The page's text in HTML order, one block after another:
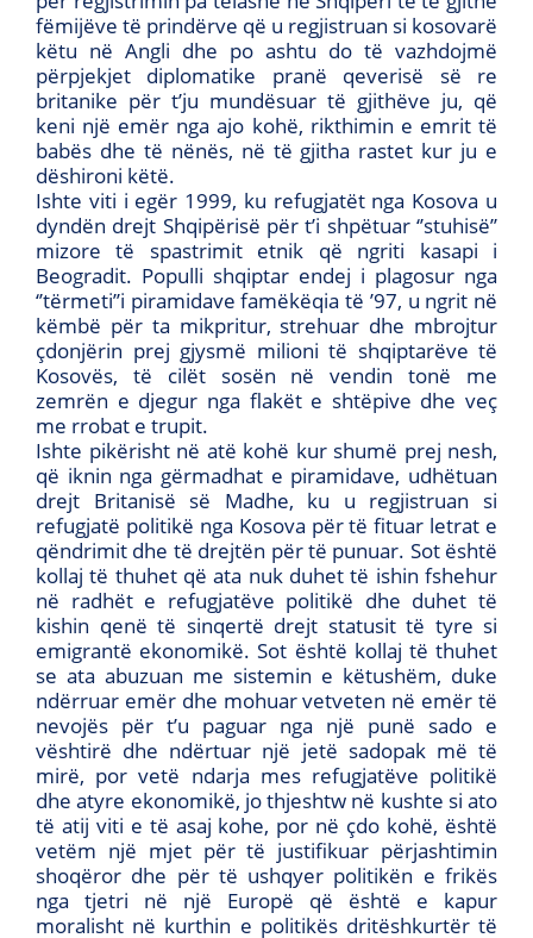
fëmijëve të prindërve që u regjistruan si kosovarë
këtu në Angli dhe po ashtu do të vazhdojmë
përpjekjet diplomatike pranë qeverisë së re
britanike për t’ju mundësuar të gjithëve ju, që
keni një emër nga ajo kohë, rikthimin e emrit të
babës dhe të nënës, në të gjitha rastet kur ju e
dëshironi këtë.
Ishte viti i egër 1999, ku refugjatët nga Kosova u
dyndën drejt Shqipërisë për t’i shpëtuar ‘’stuhisë’’
mizore të spastrimit etnik që ngriti kasapi i
Beogradit. Populli shqiptar endej i plagosur nga
‘’tërmeti’’i piramidave famëkëqia të ’97, u ngrit në
këmbë për ta mikpritur, strehuar dhe mbrojtur
çdonjërin prej gjysmë milioni të shqiptarëve të
Kosovës, të cilët sosën në vendin tonë me
zemrën e djegur nga flakët e shtëpive dhe veç
me rrobat e trupit.
Ishte pikërisht në atë kohë kur shumë prej nesh,
që iknin nga gërmadhat e piramidave, udhëtuan
drejt Britanisë së Madhe, ku u regjistruan si
refugjatë politikë nga Kosova për të fituar letrat e
qëndrimit dhe të drejtën për të punuar. Sot është
kollaj të thuhet që ata nuk duhet të ishin fshehur
në radhët e refugjatëve politikë dhe duhet të
kishin qenë të sinqertë drejt statusit të tyre si
emigrantë ekonomikë. Sot është kollaj të thuhet
se ata abuzuan me sistemin e këtushëm, duke
ndërruar emër dhe mohuar vetveten në emër të
nevojës për t’u paguar nga një punë sado e
vështirë dhe ndërtuar një jetë sadopak më të
mirë, por vetë ndarja mes refugjatëve politikë
dhe atyre ekonomikë, jo thjeshtw në kushte si ato
të atij viti e të asaj kohe, por në çdo kohë, është
vetëm një mjet për të justifikuar përjashtimin
shoqëror dhe për të ushqyer politikën e frikës
nga tjetri në një Europë që është e kapur
moralisht në kurthin e politikës dritëshkurtër të